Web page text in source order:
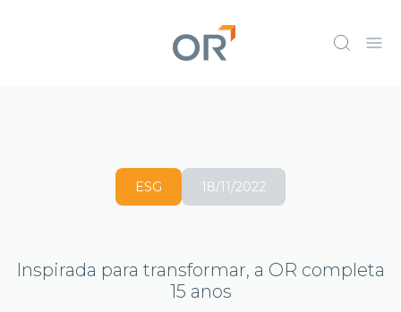
ESG 18/11/2022
Inspirada para transformar, a OR completa
15 anos